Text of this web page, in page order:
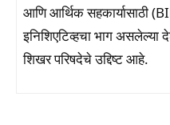
आणि आर्थिक सहकार्यासाठी
इनिशिएटिव्हचा भाग असलेल्या
शिखर परिषदेचे उद्दिष्ट आहे.